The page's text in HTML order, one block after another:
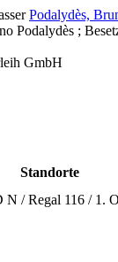
Podalydès,
Podalydès ;
GmbH
Standorte
/ Regal 116 / 1.